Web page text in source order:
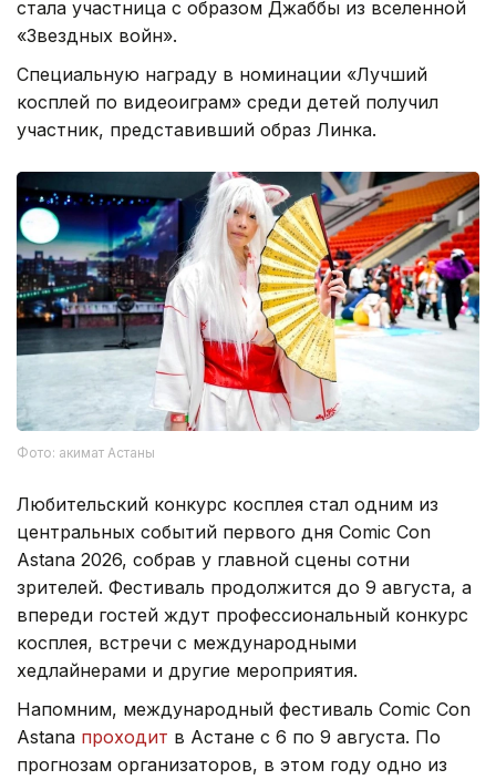
стала участница с образом Джаббы из вселенной
«Звездных войн».
Специальную награду в номинации «Лучший
косплей по видеоиграм» среди детей получил
участник, представивший образ Линка.
Фото: акимат Астаны
Любительский конкурс косплея стал одним из
центральных событий первого дня Comic Con
Astana 2026, собрав у главной сцены сотни
зрителей. Фестиваль продолжится до 9 августа, а
впереди гостей ждут профессиональный конкурс
косплея, встречи с международными
хедлайнерами и другие мероприятия.
Напомним, международный фестиваль Comic Con
Astana проходит в Астане с 6 по 9 августа. По
прогнозам организаторов, в этом году одно из